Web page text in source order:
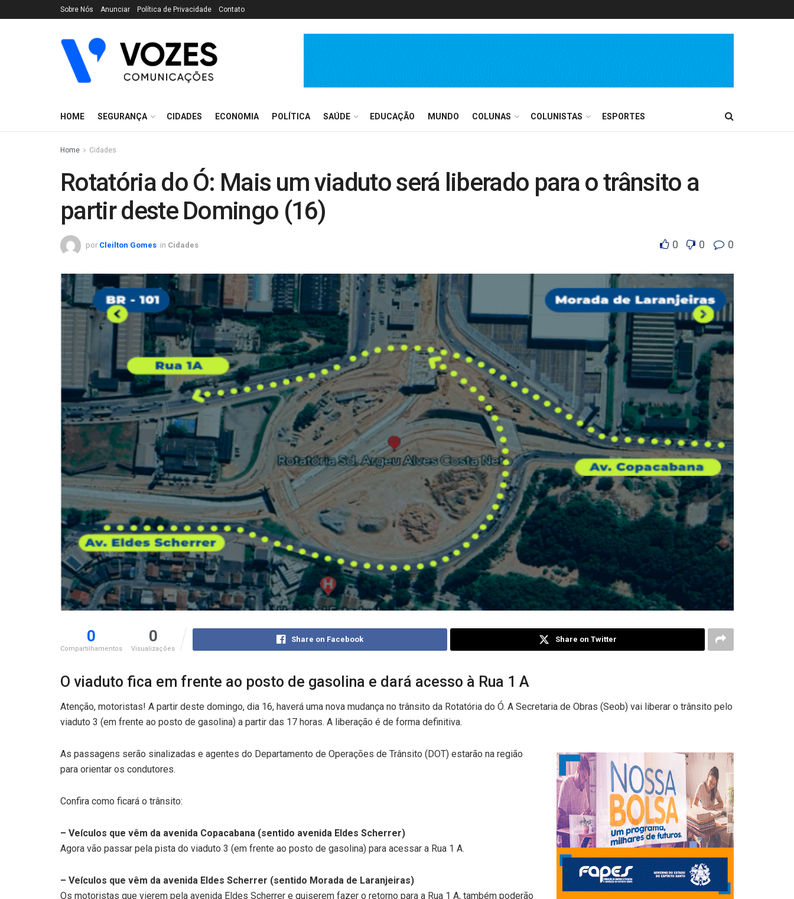
Sobre Nós Anunciar Política de Privacidade Contato
HOME SEGURANÇA CIDADES ECONOMIA POLÍTICA SAÚDE EDUCAÇÃO MUNDO COLUNAS COLUNISTAS ESPORTES
Home Cidades
Rotatória do Ó: Mais um viaduto será liberado para o trânsito a
partir deste Domingo (16)
por Cleilton Gomes in Cidades 0 0 0
0
Compartilhamentos
0
Visualizações
Share on Facebook Share on Twitter
O viaduto fica em frente ao posto de gasolina e dará acesso à Rua 1 A
Atenção, motoristas! A partir deste domingo, dia 16, haverá uma nova mudança no trânsito da Rotatória do Ó. A Secretaria de Obras (Seob) vai liberar o trânsito pelo
viaduto 3 (em frente ao posto de gasolina) a partir das 17 horas. A liberação é de forma definitiva.
As passagens serão sinalizadas e agentes do Departamento de Operações de Trânsito (DOT) estarão na região
para orientar os condutores.
Confira como ficará o trânsito:
– Veículos que vêm da avenida Copacabana (sentido avenida Eldes Scherrer)
Agora vão passar pela pista do viaduto 3 (em frente ao posto de gasolina) para acessar a Rua 1 A.
– Veículos que vêm da avenida Eldes Scherrer (sentido Morada de Laranjeiras)
Os motoristas que vierem pela avenida Eldes Scherrer e quiserem fazer o retorno para a Rua 1 A, também poderão